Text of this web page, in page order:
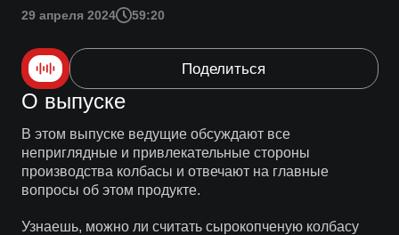
29 апреля 2024 59:20
Поделиться
О выпуске
В этом выпуске ведущие обсуждают все
неприглядные и привлекательные стороны
производства колбасы и отвечают на главные
вопросы об этом продукте.
Узнаешь, можно ли считать сырокопченую колбасу